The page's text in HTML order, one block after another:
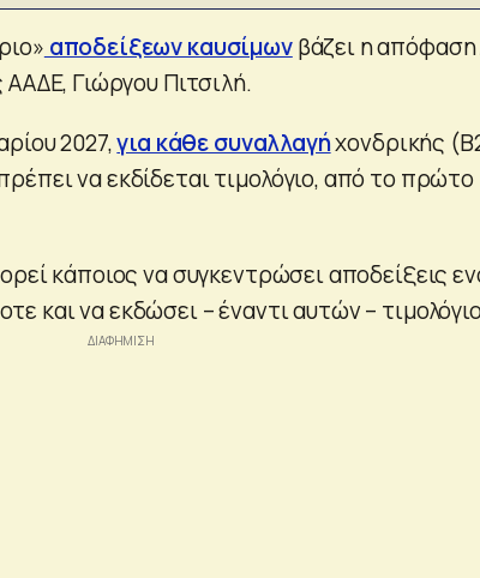
αποδείξεων καυσίμωνβάζει η απόφαση
ΑΑΔΕ, Γιώργου Πιτσιλή.
2027,για κάθε συναλλαγήχονδρικής
να εκδίδεται τιμολόγιο, από το πρώτο
κάποιος να συγκεντρώσει αποδείξεις
και να εκδώσει – έναντι αυτών –